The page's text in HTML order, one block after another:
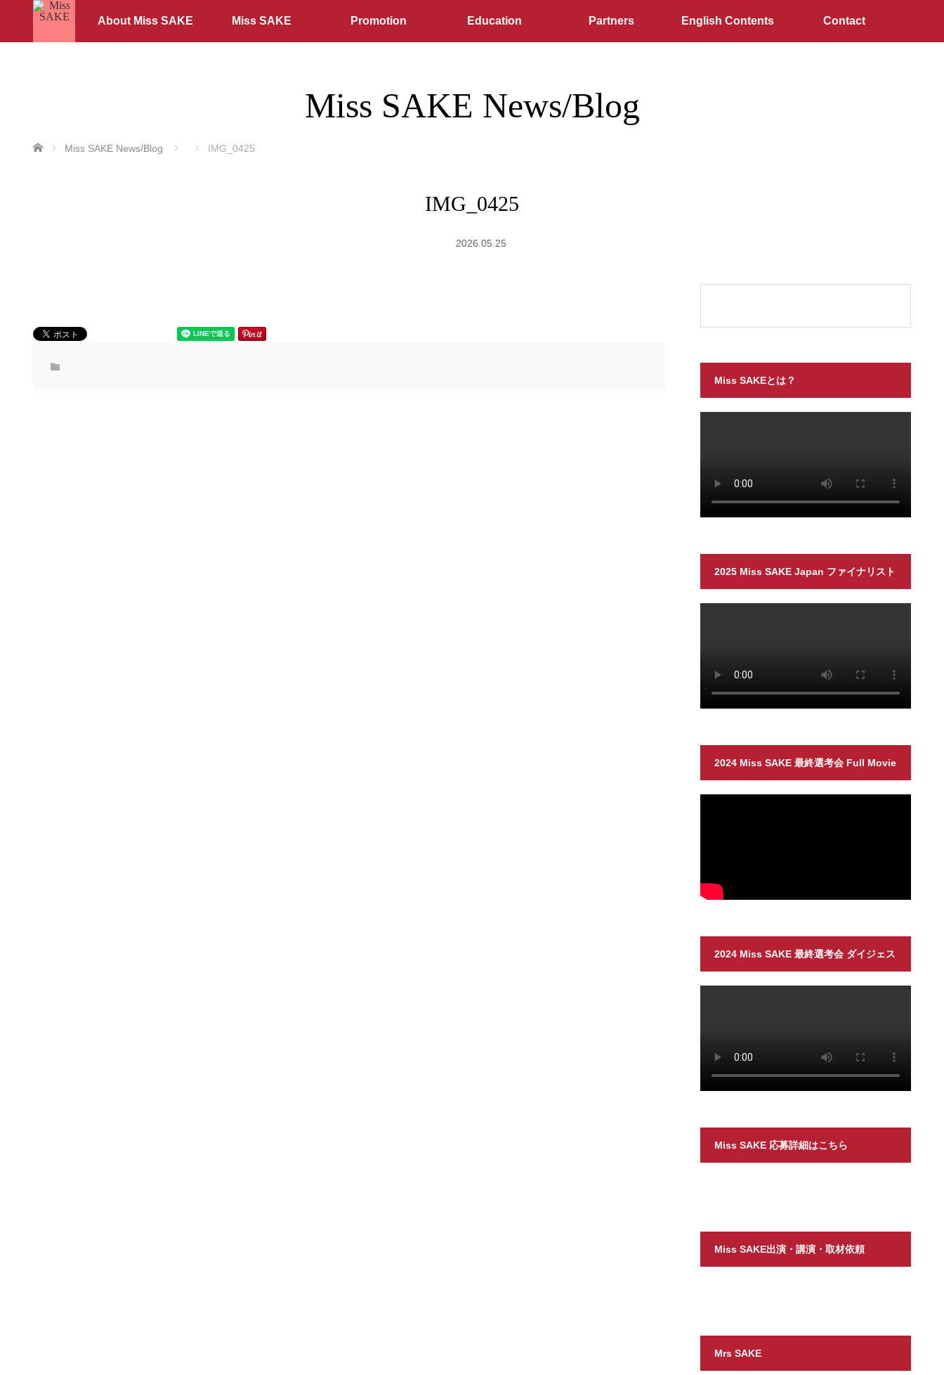
About Miss SAKE Miss SAKE Promotion Education Partners English Contents Contact
Miss SAKE News/Blog
ホーム Miss SAKE News/Blog IMG_0425
IMG_0425
2026.05.25
Miss SAKEとは？
2025 Miss SAKE Japan ファイナリスト
2024 Miss SAKE 最終選考会 Full Movie
2024 Miss SAKE 最終選考会 ダイジェス
ト
Miss SAKE 応募詳細はこちら
Miss SAKE出演・講演・取材依頼
Mrs SAKE